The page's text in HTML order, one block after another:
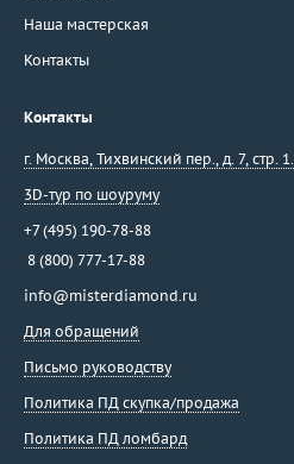
Наша мастерская
Контакты
Контакты
г. Москва, Тихвинский пер., д. 7, стр. 1.
3D-тур по шоуруму
+7 (495) 190-78-88
8 (800) 777-17-88
info@misterdiamond.ru
Для обращений
Письмо руководству
Политика ПД скупка/продажа
Политика ПД ломбард